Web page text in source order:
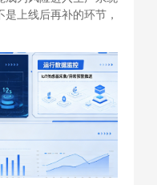
上线后再补的环节，